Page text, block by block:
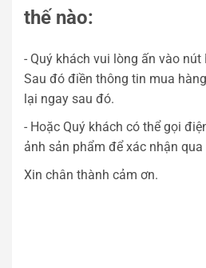
thế nào:
- Quý khách vui lòng ấn vào nút
Sau đó điền thông tin mua
lại ngay sau đó.
- Hoặc Quý khách có thể gọi
ảnh sản phẩm để xác nhận
Xin chân thành cảm ơn.